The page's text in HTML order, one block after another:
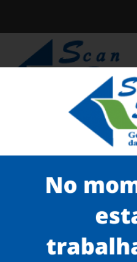
98184-5245
Scanner para grandes formatos
scanner para grande formato
scanner para arquitetura preço Aricanduva